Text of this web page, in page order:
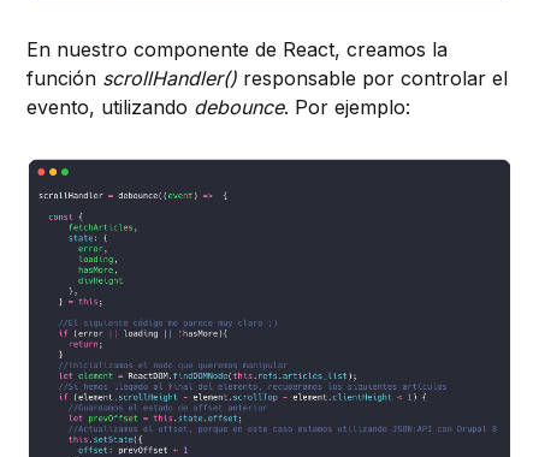
En nuestro componente de React, creamos la
función scrollHandler() responsable por controlar el
evento, utilizando debounce. Por ejemplo: